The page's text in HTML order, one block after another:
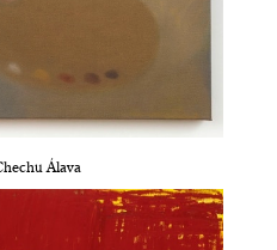
Álava